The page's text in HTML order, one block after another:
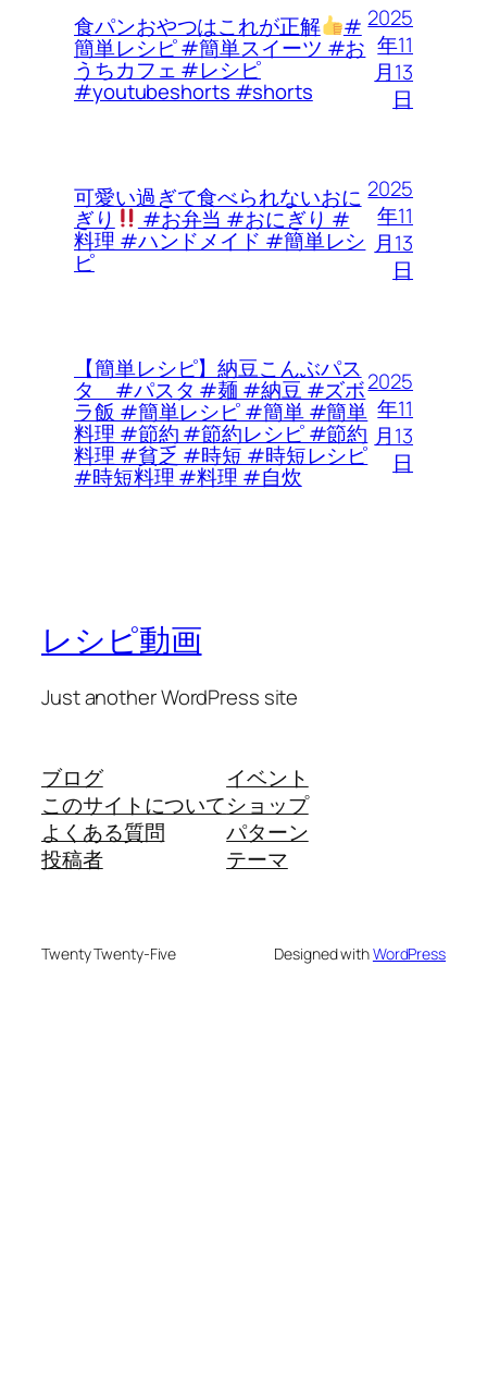
食パンおやつはこれが正解 #
簡単レシピ #簡単スイーツ #お
うちカフェ #レシピ
#youtubeshorts #shorts
2025
年11
月13
日
可愛い過ぎて食べられないおに
ぎり #お弁当 #おにぎり #
料理 #ハンドメイド #簡単レシ
ピ
2025
年11
月13
日
【簡単レシピ】納豆こんぶパス
タ #パスタ #麺 #納豆 #ズボ
ラ飯 #簡単レシピ #簡単 #簡単
料理 #節約 #節約レシピ #節約
料理 #貧乏 #時短 #時短レシピ
#時短料理 #料理 #自炊
2025
年11
月13
日
レシピ動画
Just another WordPress site
ブログ
このサイトについて
よくある質問
投稿者
イベント
ショップ
パターン
テーマ
Twenty Twenty-Five Designed withWordPress